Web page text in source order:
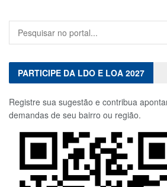
PARTICIPE DA LDO E LOA 2027
Registre sua sugestão e contribua
demandas de seu bairro ou região.